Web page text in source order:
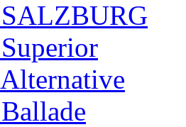
SALZBURG
Superior
Alternative
Ballade